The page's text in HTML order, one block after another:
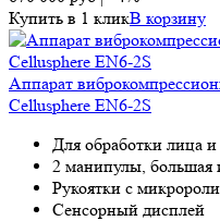
Купить в 1 кликВ корзину
Аппарат
Cellusphere EN6-2S
Для обработки лица и
2 манипулы, большая
Рукоятки с
Сенсорный дисплей